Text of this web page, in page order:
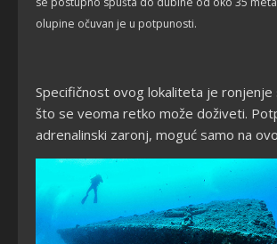
olupine očuvan je u potpunosti.
Specifičnost ovog lokaliteta je ronjenje
što se veoma retko može doživeti.
adrenalinski zaronj, moguć samo na